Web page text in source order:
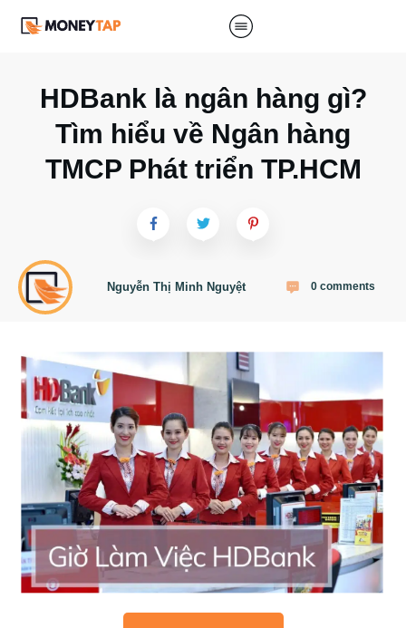
HDBank là ngân hàng gì?
Tìm hiểu về Ngân hàng
TMCP Phát triển TP.HCM
Nguyễn Thị Minh Nguyệt 0comments